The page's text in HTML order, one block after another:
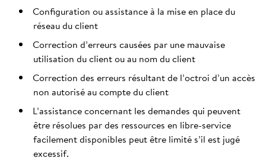
Configuration ou assistance à la mise en place du
réseau du client
Correction d’erreurs causées par une mauvaise
utilisation du client ou au nom du client
Correction des erreurs résultant de l’octroi d’un accès
non autorisé au compte du client
L’assistance concernant les demandes qui peuvent
être résolues par des ressources en libre-service
facilement disponibles peut être limité s’il est jugé
excessif.